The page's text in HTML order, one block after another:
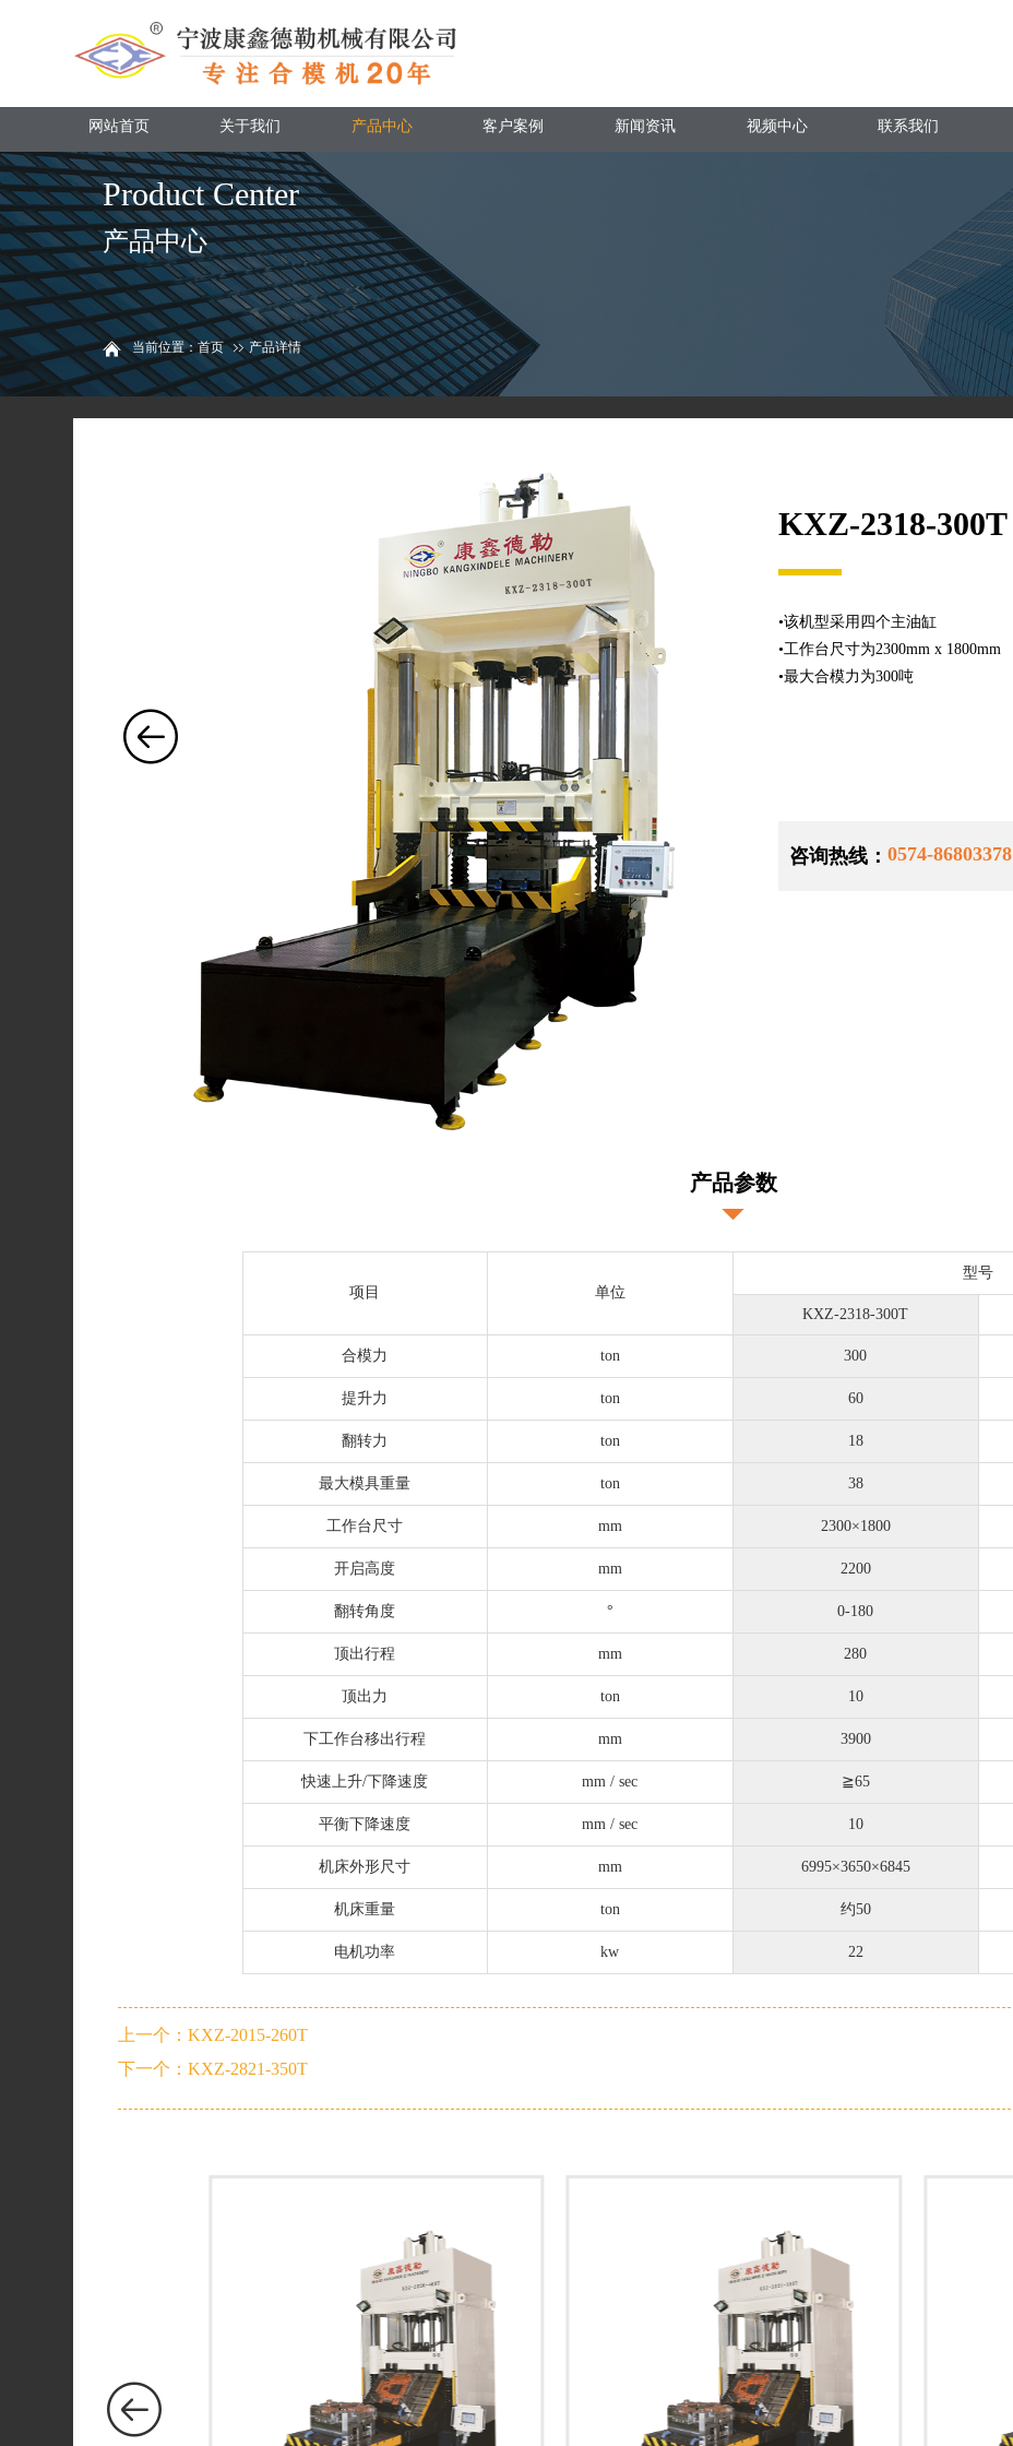
网站首页 关于我们 产品中心 客户案例 新闻资讯 视频中心 联系我们
Product Center
产品中心
当前位置：首页 产品详情
KXZ-2318-300T
•该机型采用四个主油缸
•工作台尺寸为2300mm x 1800mm
•最大合模力为300吨
咨询热线：0574-86803378
产品参数
项目 单位
型号
KXZ-2318-300T
合模力 ton 300
提升力 ton 60
翻转力 ton 18
最大模具重量 ton 38
工作台尺寸 mm 2300×1800
开启高度 mm 2200
翻转角度 ° 0-180
顶出行程 mm 280
顶出力 ton 10
下工作台移出行程 mm 3900
快速上升/下降速度 mm / sec ≧65
平衡下降速度 mm / sec 10
机床外形尺寸 mm 6995×3650×6845
机床重量 ton 约50
电机功率 kw 22
上一个：KXZ-2015-260T
下一个：KXZ-2821-350T